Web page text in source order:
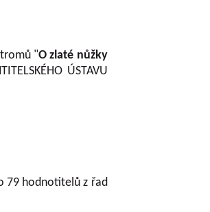
"O zlaté nůžky
ÚSTAVU
79 hodnotitelů z řad